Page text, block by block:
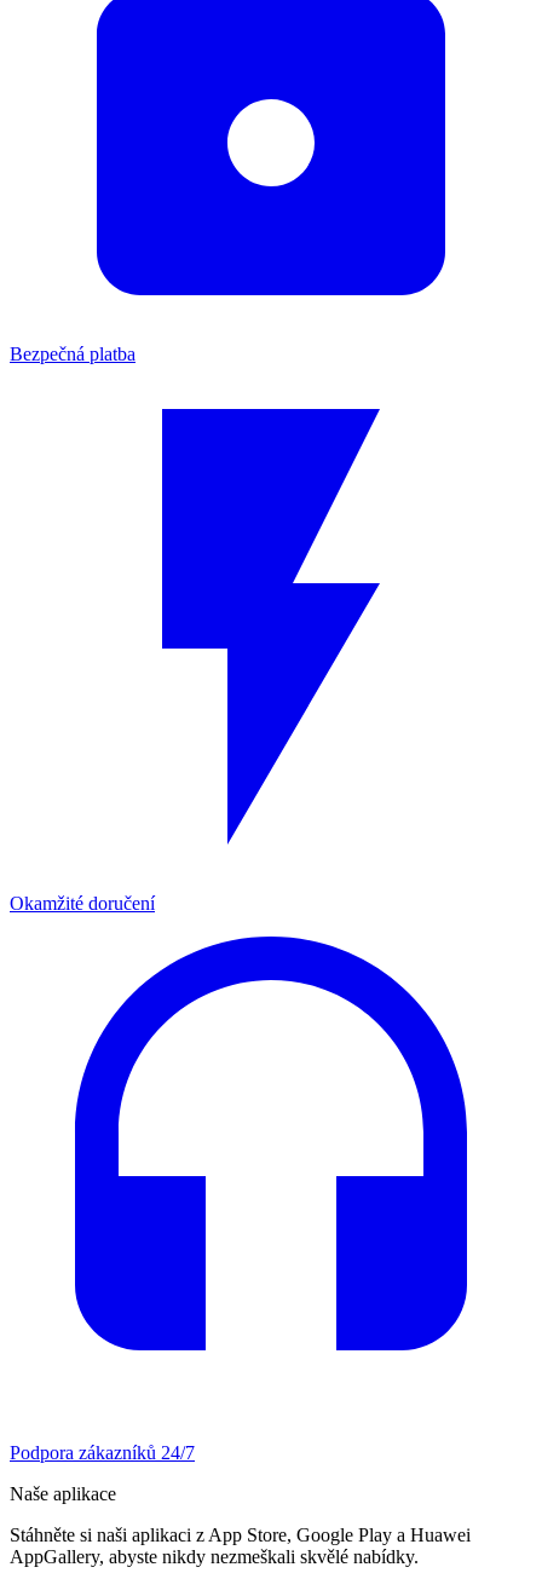
Bezpečná platba
Okamžité doručení
Podpora zákazníků 24/7
Naše aplikace
Stáhněte si naši aplikaci z App Store, Google Play a Huawei
AppGallery, abyste nikdy nezmeškali skvělé nabídky.